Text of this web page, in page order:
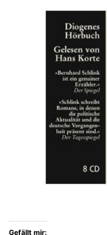
Familie
Gefällt mir: